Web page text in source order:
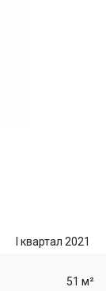
I квартал 2021
51 м²